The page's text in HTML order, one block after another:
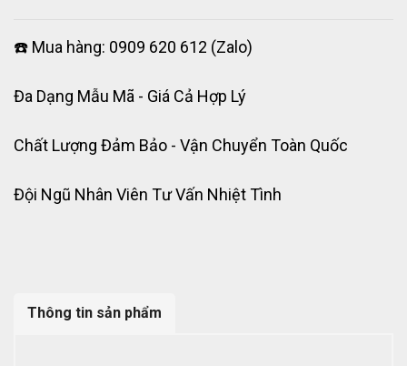
☎️ Mua hàng: 0909 620 612 (Zalo)
Đa Dạng Mẫu Mã - Giá Cả Hợp Lý
Chất Lượng Đảm Bảo - Vận Chuyển Toàn Quốc
Đội Ngũ Nhân Viên Tư Vấn Nhiệt Tình
Thông tin sản phẩm